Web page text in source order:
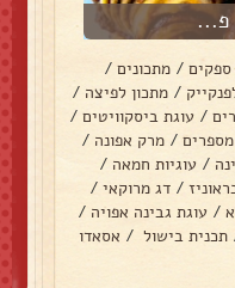
פ...
ספקים / מתכונים /
/ מתכון לפיצה /
/ עוגת ביסקוויטים /
/ מרק אפונה /
/ עוגיות חמאה /
/ דג מרוקאי /
/ עוגת גבינה אפויה /
תכנית בישול / אסאדו